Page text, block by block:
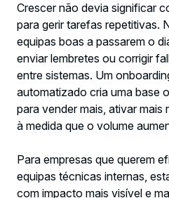
Crescer não devia significar
para gerir tarefas repetitivas.
equipas boas a passarem o
enviar lembretes ou corrigir
entre sistemas. Um
automatizado cria uma base
para vender mais, ativar mais
à medida que o volume
Para empresas que querem
equipas técnicas internas,
com impacto mais visível e